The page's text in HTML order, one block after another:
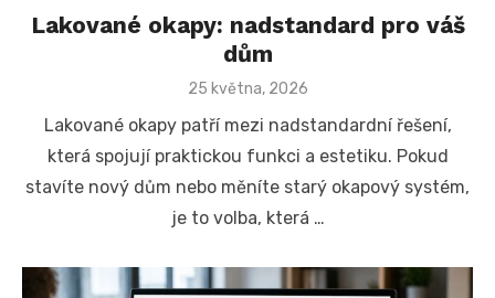
Lakované okapy: nadstandard pro váš
dům
Posted
25 května, 2026
Lakované okapy patří mezi nadstandardní řešení,
která spojují praktickou funkci a estetiku. Pokud
stavíte nový dům nebo měníte starý okapový systém,
je to volba, která …